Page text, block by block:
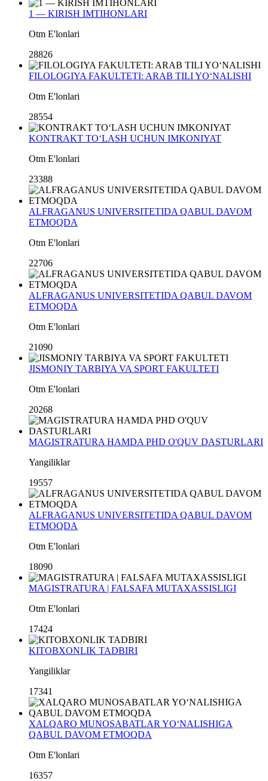
1 — KIRISH IMTIHONLARI
Otm E'lonlari
28826
FILOLOGIYA FAKULTETI: ARAB TILI YO‘NALISHI
Otm E'lonlari
28554
KONTRAKT TO‘LASH UCHUN IMKONIYAT
Otm E'lonlari
23388
ALFRAGANUS UNIVERSITETIDA QABUL DAVOM
ETMOQDA
Otm E'lonlari
22706
ALFRAGANUS UNIVERSITETIDA QABUL DAVOM
ETMOQDA
Otm E'lonlari
21090
JISMONIY TARBIYA VA SPORT FAKULTETI
Otm E'lonlari
20268
MAGISTRATURA HAMDA PHD O'QUV DASTURLARI
Yangiliklar
19557
ALFRAGANUS UNIVERSITETIDA QABUL DAVOM
ETMOQDA
Otm E'lonlari
18090
MAGISTRATURA | FALSAFA MUTAXASSISLIGI
Otm E'lonlari
17424
KITOBXONLIK TADBIRI
Yangiliklar
17341
XALQARO MUNOSABATLAR YO‘NALISHIGA
QABUL DAVOM ETMOQDA
Otm E'lonlari
16357